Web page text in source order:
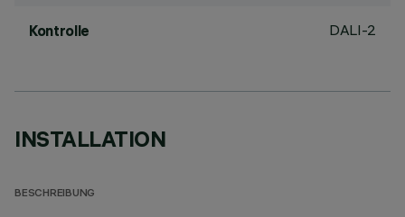
Kontrolle DALI-2
INSTALLATION
BESCHREIBUNG